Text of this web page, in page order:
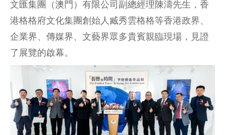
文匯集團（澳門）有限公司副總經理陳濤先生，香
港格格府文化集團創始人臧秀雲格格等香港政界、
企業界、傳媒界、文藝界眾多貴賓親臨現場，見證
了展覽的啟幕。